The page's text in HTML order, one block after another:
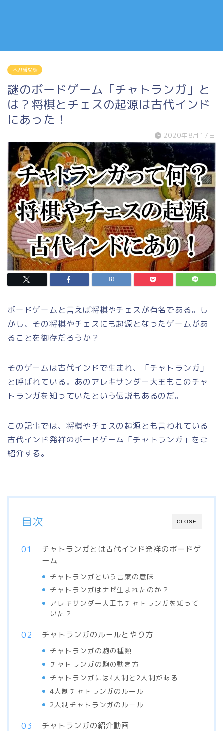
不思議な話
謎のボードゲーム「チャトランガ」と
は？将棋とチェスの起源は古代インド
にあった！
2020年8月17日
ボードゲームと言えば将棋やチェスが有名である。し
かし、その将棋やチェスにも起源となったゲームがあ
ることを御存だろうか？
そのゲームは古代インドで生まれ、「チャトランガ」
と呼ばれている。あのアレキサンダー大王もこのチャ
トランガを知っていたという伝説もあるのだ。
この記事では、将棋やチェスの起源とも言われている
古代インド発祥のボードゲーム「チャトランガ」をご
紹介する。
CLOSE
目次
チャトランガとは古代インド発祥のボードゲ
ーム
チャトランガという言葉の意味
チャトランガはナゼ生まれたのか？
アレキサンダー大王もチャトランガを知って
いた？
チャトランガのルールとやり方
チャトランガの駒の種類
チャトランガの駒の動き方
チャトランガには4人制と2人制がある
4人制チャトランガのルール
2人制チャトランガのルール
チャトランガの紹介動画